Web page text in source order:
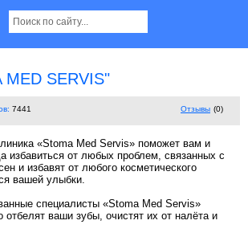
MED SERVIS"
7441 Отзывы (0)
«Stoma Med Servis» поможет вам и
избавиться от любых проблем, связанных с
и избавят от любого косметического
вашей улыбки.
специалисты «Stoma Med Servis»
отбелят ваши зубы, очистят их от налёта и